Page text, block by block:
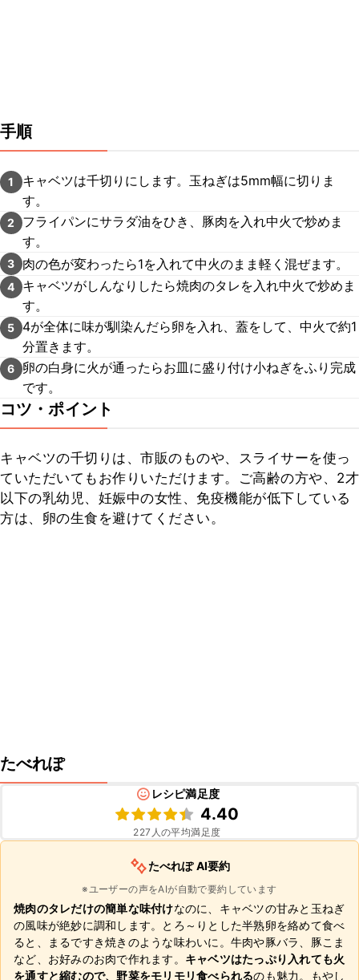
手順
1
キャベツは千切りにします。玉ねぎは5mm幅に切りま
す。
2
フライパンにサラダ油をひき、豚肉を入れ中火で炒めま
す。
3 肉の色が変わったら1を入れて中火のまま軽く混ぜます。
4
キャベツがしんなりしたら焼肉のタレを入れ中火で炒めま
す。
5
4が全体に味が馴染んだら卵を入れ、蓋をして、中火で約1
分置きます。
6
卵の白身に火が通ったらお皿に盛り付け小ねぎをふり完成
です。
コツ・ポイント
キャベツの千切りは、市販のものや、スライサーを使っ
ていただいてもお作りいただけます。ご高齢の方や、2才
以下の乳幼児、妊娠中の女性、免疫機能が低下している
方は、卵の生食を避けてください。
たべれぽ
レシピ満足度
4.40
227 人の平均満足度
たべれぽ AI要約
※ユーザーの声をAIが自動で要約しています
焼肉のタレだけの簡単な味付けなのに、キャベツの甘みと玉ねぎ
の風味が絶妙に調和します。とろ～りとした半熟卵を絡めて食べ
ると、まるですき焼きのような味わいに。牛肉や豚バラ、豚こま
など、お好みのお肉で作れます。 キャベツはたっぷり入れても火
を通すと縮むので、野菜をモリモリ食べられるのも魅力。もやし